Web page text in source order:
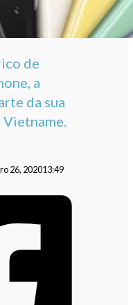
de
a
da sua
Vietname.
26, 202013:49